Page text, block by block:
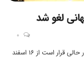
لغو شد
0
جام جهانی اسلحه سابر شمشیربازی در پادوا ایتالیا در حالی قرار است از 16 اسفند